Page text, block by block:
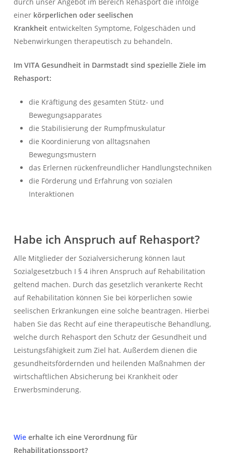
einer körperlichen oder seelischen
Krankheit entwickelten Symptome, Folgeschäden und
Nebenwirkungen therapeutisch zu behandeln.
Im VITA Gesundheit in Darmstadt sind spezielle Ziele im
Rehasport:
die Kräftigung des gesamten Stütz- und
Bewegungsapparates
die Stabilisierung der Rumpfmuskulatur
die Koordinierung von alltagsnahen
Bewegungsmustern
das Erlernen rückenfreundlicher Handlungstechniken
die Förderung und Erfahrung von sozialen
Interaktionen
Habe ich Anspruch auf Rehasport?
Alle Mitglieder der Sozialversicherung können laut
Sozialgesetzbuch I § 4 ihren Anspruch auf Rehabilitation
geltend machen. Durch das gesetzlich verankerte Recht
auf Rehabilitation können Sie bei körperlichen sowie
seelischen Erkrankungen eine solche beantragen. Hierbei
haben Sie das Recht auf eine therapeutische Behandlung,
welche durch Rehasport den Schutz der Gesundheit und
Leistungsfähigkeit zum Ziel hat. Außerdem dienen die
gesundheitsfördernden und heilenden Maßnahmen der
wirtschaftlichen Absicherung bei Krankheit oder
Erwerbsminderung.
Wie erhalte ich eine Verordnung für
Rehabilitationssport?